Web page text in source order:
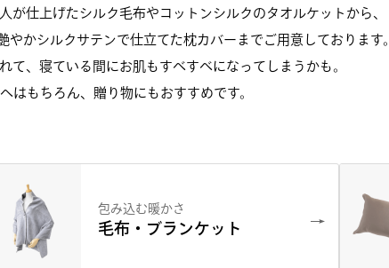
が仕上げたシルク毛布やコットンシルクのタオルケットから、
かシルクサテンで仕立てた枕カバーまでご用意しております。
て、寝ている間にお肌もすべすべになってしまうかも。
はもちろん、贈り物にもおすすめです。
包み込む暖かさ
毛布・ブランケット